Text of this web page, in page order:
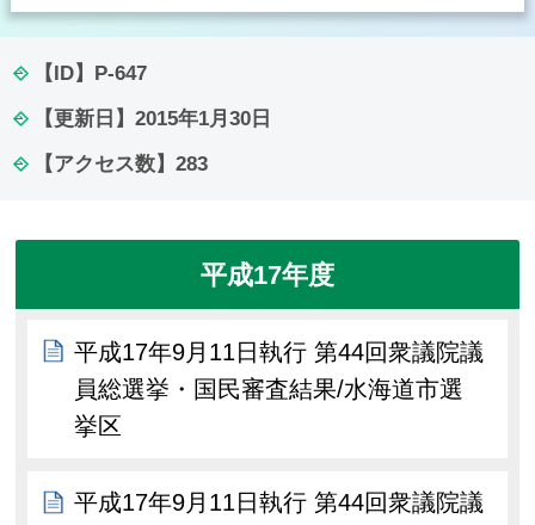
【ID】 P-647
【更新日】 2015年1月30日
【アクセス数】 283
平成17年度
平成17年9月11日執行 第44回衆議院議
員総選挙・国民審査結果/水海道市選
挙区
平成17年9月11日執行 第44回衆議院議